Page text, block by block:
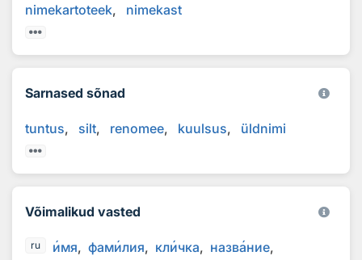
nimekartoteek
nimekast
Sarnased sõnad
tuntus silt renomee kuulsus üldnimi
Võimalikud vasted
ru имя фамилия кличка название